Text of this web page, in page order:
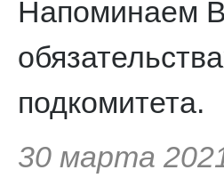
Напоминаем
подкомитета.
30 марта